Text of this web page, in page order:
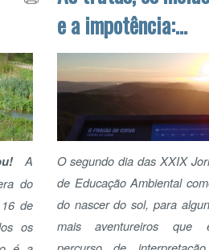
O segundo dia das XXIX Jornadas
de Educação Ambiental começou
do nascer do sol, para alguns dos
mais aventureiros que
percurso de interpretação e
natureza nas Penhas Douradas. Os
puderam escolher entre quatro
diferentes: Biodiversidade da Manta
Mural do Clima; Visita de Campo
Rios; e Viveiro de Trutas. Algumas